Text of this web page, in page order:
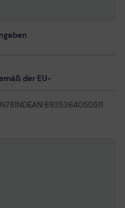
der EU-
EAN:6935364050511